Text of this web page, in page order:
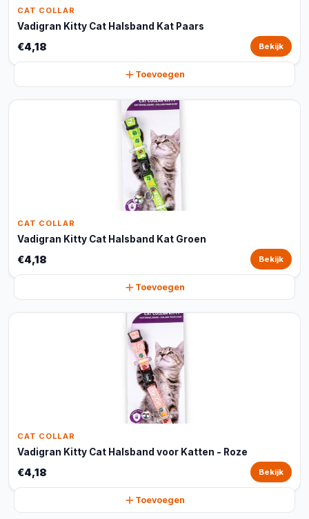
CAT COLLAR
Vadigran Kitty Cat Halsband Kat Paars
€4,18 Bekijk
Toevoegen
CAT COLLAR
Vadigran Kitty Cat Halsband Kat Groen
€4,18 Bekijk
Toevoegen
CAT COLLAR
Vadigran Kitty Cat Halsband voor Katten - Roze
€4,18 Bekijk
Toevoegen